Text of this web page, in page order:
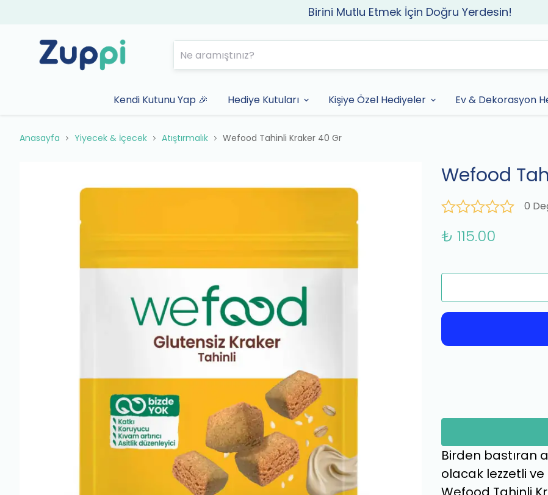
Birini Mutlu Etmek İçin Doğru Yerdesin!
Kendi Kutunu Yap 🎉 Hediye Kutuları Kişiye Özel Hediyeler Ev & Dekorasyon
Anasayfa Yiyecek & İçecek Atıştırmalık Wefood Tahinli Kraker 40 Gr
Wefood
0
₺ 115.00
Birden bastıran
olacak lezzetli ve